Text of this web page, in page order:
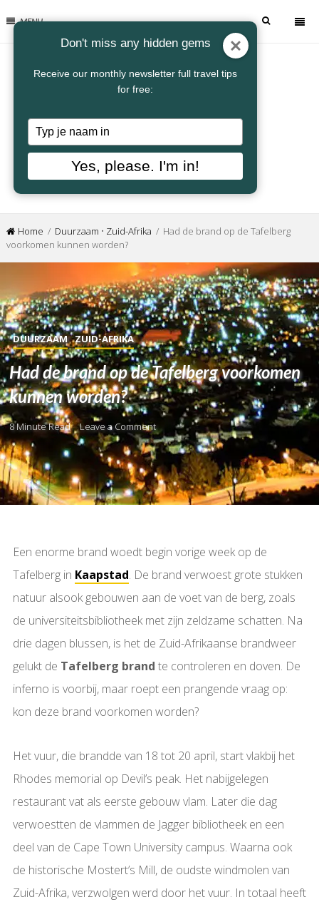
MENU
Home / Duurzaam • Zuid-Afrika / Had de brand op de Tafelberg
voorkomen kunnen worden?
DUURZAAM ZUID-AFRIKA
Had de brand op de Tafelberg voorkomen
kunnen worden?
8 Minute Read Leave a Comment
Een enorme brand woedt begin vorige week op de
Tafelberg in Kaapstad. De brand verwoest grote stukken
natuur alsook gebouwen aan de voet van de berg, zoals
de universiteitsbibliotheek met zijn zeldzame schatten. Na
drie dagen blussen, is het de Zuid-Afrikaanse brandweer
gelukt de Tafelberg brand te controleren en doven. De
inferno is voorbij, maar roept een prangende vraag op:
kon deze brand voorkomen worden?
Het vuur, die brandde van 18 tot 20 april, start vlakbij het
Rhodes memorial op Devil’s peak. Het nabijgelegen
restaurant vat als eerste gebouw vlam. Later die dag
verwoestten de vlammen de Jagger bibliotheek en een
deel van de Cape Town University campus. Waarna ook
de historische Mostert’s Mill, de oudste windmolen van
Zuid-Afrika, verzwolgen werd door het vuur. In totaal heeft
Don't miss any hidden gems
Receive our monthly newsletter full travel tips
for free:
Typ
je
naam
Yes, please. I'm in!